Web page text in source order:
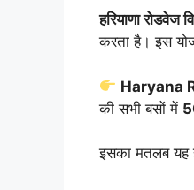
हरियाणा रोडवेज
करता है। इस
Haryana
की सभी बसों में
इसका मतलब यह